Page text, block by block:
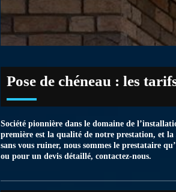
Pose de chéneau : les
Société pionnière dans le domaine de
première est la qualité de notre prestation, et la
sans vous ruiner, nous sommes le prestataire
ou pour un devis détaillé, contactez-nous.